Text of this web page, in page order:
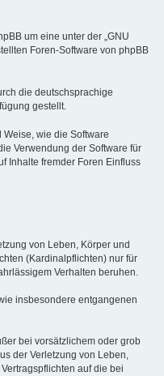
um eine unter der „GNU
Foren-Software von phpBB
die deutschsprachige
gestellt.
wie die Software
Verwendung der Software für
Inhalte fremder Foren Einfluss
von Leben, Körper und
(Kardinalpflichten) nur für
Verhalten beruhen.
insbesondere entgangenen
bei vorsätzlichem oder grob
der Verletzung von Leben,
auf die bei